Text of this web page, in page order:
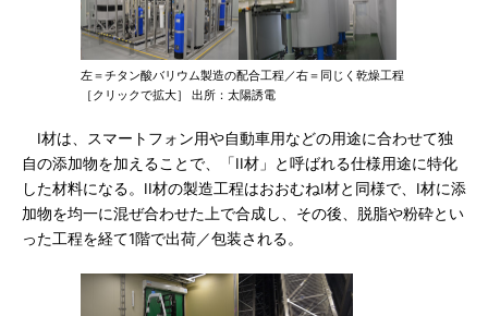
左＝チタン酸バリウム製造の配合工程／右＝同じく乾燥工程
［クリックで拡大］ 出所：太陽誘電
I材は、スマートフォン用や自動車用などの用途に合わせて独
自の添加物を加えることで、「II材」と呼ばれる仕様用途に特化
した材料になる。II材の製造工程はおおむねI材と同様で、I材に添
加物を均一に混ぜ合わせた上で合成し、その後、脱脂や粉砕とい
った工程を経て1階で出荷／包装される。